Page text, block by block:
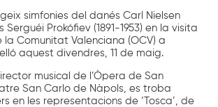
simfonies del danés Carl Nielsen
Serguéi Prokófiev (1891-1953) en la visita
la Comunitat Valenciana (OCV) a
aquest divendres, 11 de maig.
musical de l’Òpera de San
San Carlo de Nàpols, es troba
en les representacions de ‘Tosca’, de